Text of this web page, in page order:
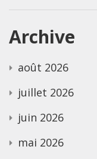
Archive
août 2026
juillet 2026
juin 2026
mai 2026